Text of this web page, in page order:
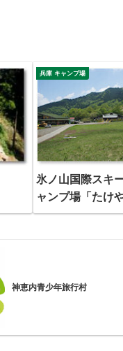
兵庫 キャンプ場
氷ノ山国際スキ
ャンプ場「たけや
神恵内青少年旅行村